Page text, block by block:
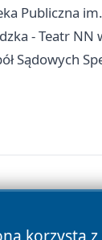
Publiczna
- Teatr
Sądowych
korzysta